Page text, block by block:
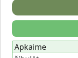
Apkaime